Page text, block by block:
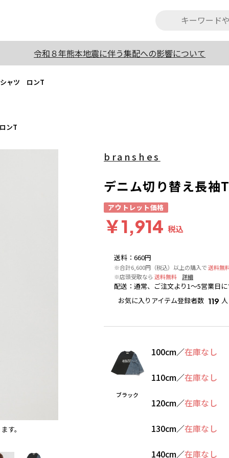
令和８年熊本地震に伴う集配への影響について
シャツ ロンT
ンT
す。
送料 ： 660円
※合計6,600円（税込）以上の購入で送料無
※店頭受取なら 送料無料 詳細
配送 ： 通常、ご注文より1～5営業日
お気に入りアイテム登録者数 119 人
branshes
デニム切り替え長
アウトレット価格
￥1,914 税込
ブラック
100cm／在庫なし
110cm／在庫なし
120cm／在庫なし
130cm／在庫なし
140cm／在庫なし